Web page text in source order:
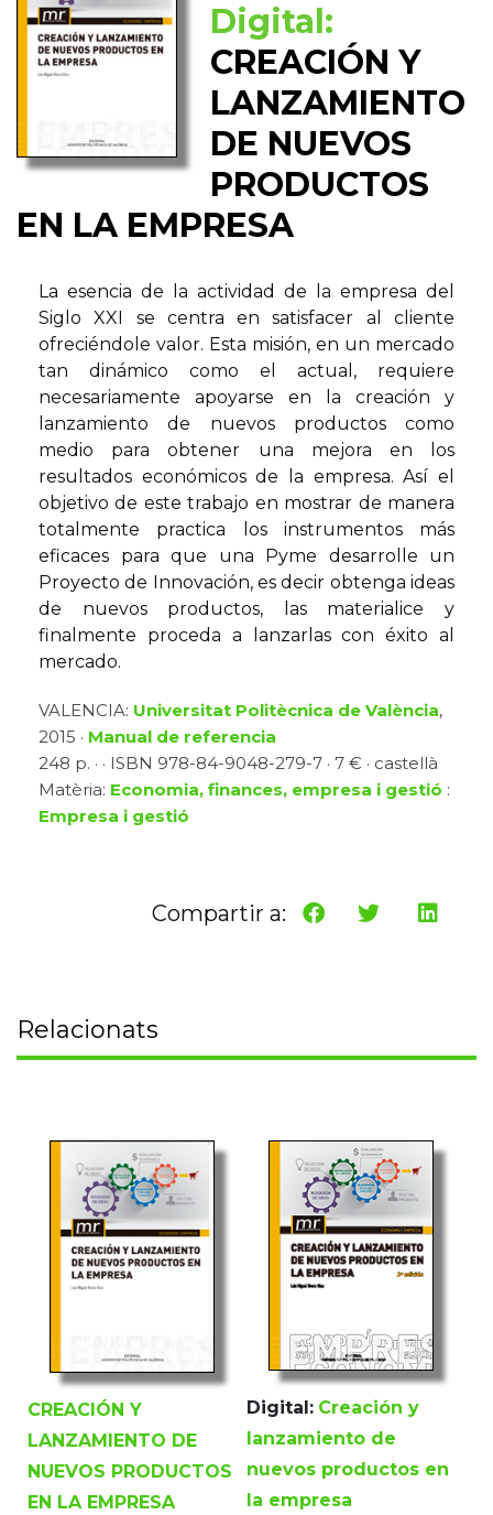
Digital:
CREACIÓN Y
LANZAMIENTO
DE NUEVOS
PRODUCTOS
EN LA EMPRESA
La esencia de la actividad de la empresa del
Siglo XXI se centra en satisfacer al cliente
ofreciéndole valor. Esta misión, en un mercado
tan dinámico como el actual, requiere
necesariamente apoyarse en la creación y
lanzamiento de nuevos productos como
medio para obtener una mejora en los
resultados económicos de la empresa. Así el
objetivo de este trabajo en mostrar de manera
totalmente practica los instrumentos más
eficaces para que una Pyme desarrolle un
Proyecto de Innovación, es decir obtenga ideas
de nuevos productos, las materialice y
finalmente proceda a lanzarlas con éxito al
mercado.
VALENCIA: Universitat Politècnica de València,
2015 · Manual de referencia
248 p. · · ISBN 978-84-9048-279-7 · 7 € · castellà
Matèria: Economia, finances, empresa i gestió :
Empresa i gestió
Compartir a:
Relacionats
CREACIÓN Y
LANZAMIENTO DE
NUEVOS PRODUCTOS
EN LA EMPRESA
Digital: Creación y
lanzamiento de
nuevos productos en
la empresa